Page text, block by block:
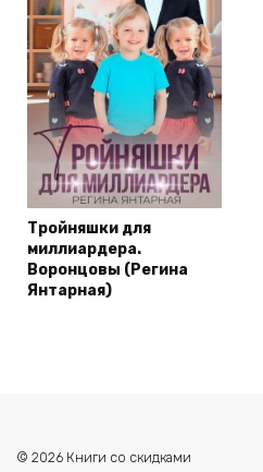
Тройняшки для
миллиардера.
Воронцовы (Регина
Янтарная)
© 2026 Книги со скидками